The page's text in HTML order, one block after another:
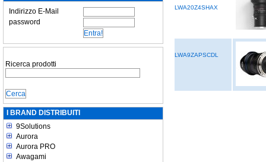
Indirizzo E-Mail
password
Ricerca prodotti
I BRAND DISTRIBUITI
9Solutions
Aurora
Aurora PRO
Awagami
LWA20Z4SHAX
LWA9ZAPSCDL